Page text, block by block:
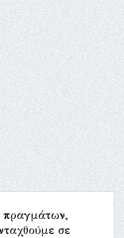
πραγμάτων,
σε